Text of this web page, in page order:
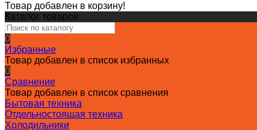
Товар добавлен в корзину!
Каталог товаров
0
Избранные
Товар добавлен в список избранных
0
Сравнение
Товар добавлен в список сравнения
Бытовая техника
Отдельностоящая техника
Холодильники